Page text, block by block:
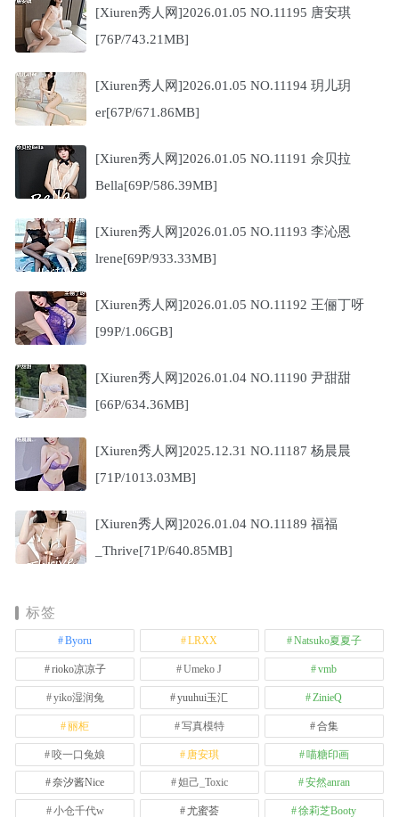
[Xiuren秀人网]2026.01.05 NO.11195 唐安琪
[76P/743.21MB]
[Xiuren秀人网]2026.01.05 NO.11194 玥儿玥
er[67P/671.86MB]
[Xiuren秀人网]2026.01.05 NO.11191 佘贝拉
Bella[69P/586.39MB]
[Xiuren秀人网]2026.01.05 NO.11193 李沁恩
lrene[69P/933.33MB]
[Xiuren秀人网]2026.01.05 NO.11192 王俪丁呀
[99P/1.06GB]
[Xiuren秀人网]2026.01.04 NO.11190 尹甜甜
[66P/634.36MB]
[Xiuren秀人网]2025.12.31 NO.11187 杨晨晨
[71P/1013.03MB]
[Xiuren秀人网]2026.01.04 NO.11189 福福
_Thrive[71P/640.85MB]
标签
Byoru LRXX Natsuko夏夏子
rioko凉凉子 Umeko J vmb
yiko湿润兔 yuuhui玉汇 ZinieQ
丽柜 写真模特 合集
咬一口兔娘 唐安琪 喵糖印画
奈汐酱Nice 妲己_Toxic 安然anran
小仓千代w 尤蜜荟 徐莉芝Booty